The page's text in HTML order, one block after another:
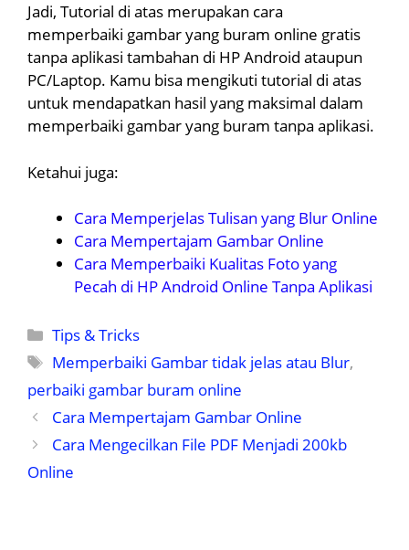
Jadi, Tutorial di atas merupakan cara
memperbaiki gambar yang buram online gratis
tanpa aplikasi tambahan di HP Android ataupun
PC/Laptop. Kamu bisa mengikuti tutorial di atas
untuk mendapatkan hasil yang maksimal dalam
memperbaiki gambar yang buram tanpa aplikasi.
Ketahui juga:
Cara Memperjelas Tulisan yang Blur Online
Cara Mempertajam Gambar Online
Cara Memperbaiki Kualitas Foto yang
Pecah di HP Android Online Tanpa Aplikasi
Kategori
Tips & Tricks
Tag
Memperbaiki Gambar tidak jelas atau Blur,
perbaiki gambar buram online
Cara Mempertajam Gambar Online
Cara Mengecilkan File PDF Menjadi 200kb
Online